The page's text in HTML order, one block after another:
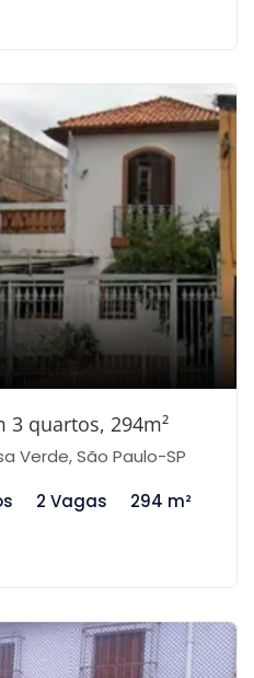
3 quartos, 294m²
Verde, São Paulo-SP
2 Vagas 294 m²